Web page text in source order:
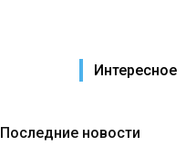
Интересное
Последние новости